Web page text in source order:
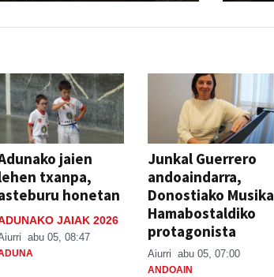
jaien
txanpa,
honetan
JAIAK 2026
abu 05, 08:47
Junkal Guerrero
andoaindarra,
Donostiako Musika
Hamabostaldiko
protagonista
Aiurri abu 05, 07:00
ANDOAIN